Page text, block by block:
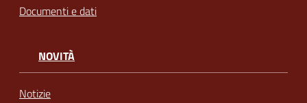
Documenti e dati
NOVITÀ
Notizie